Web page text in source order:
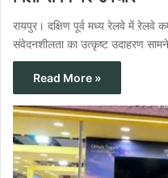
रायपुर। दक्षिण पूर्व मध्य रेलवे में रेलवे
संवेदनशीलता का उत्कृष्ट उदाहरण
Read More »